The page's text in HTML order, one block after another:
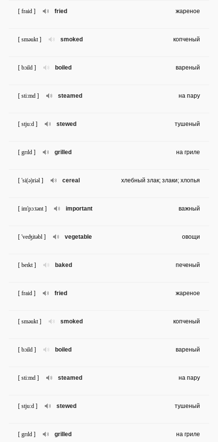
fried
[ fraid ] жареное
smoked
[ sməukt ] копченый
boiled
[ bɔild ] вареный
steamed
[ sti:md ] на пару
stewed
[ stju:d ] тушеный
grilled
[ grɪld ] на гриле
cereal
[ 'si(ə)riəl ] хлебный злак; злаки; хлопья
important
[ im'pɔ:tənt ] важный
vegetable
[ 'veʤitəbl ] овощи
baked
[ beɪkt ] печеный
fried
[ fraid ] жареное
smoked
[ sməukt ] копченый
boiled
[ bɔild ] вареный
steamed
[ sti:md ] на пару
stewed
[ stju:d ] тушеный
grilled
[ grɪld ] на гриле